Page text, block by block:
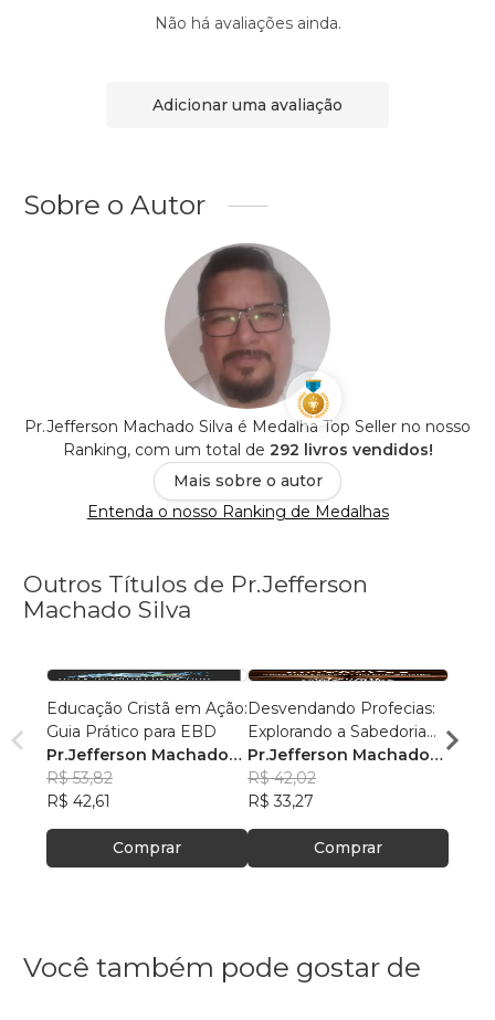
Não há avaliações ainda.
Adicionar uma avaliação
Sobre o Autor
Pr.Jefferson Machado Silva é Medalha Top Seller no nosso
Ranking, com um total de 292 livros vendidos!
Mais sobre o autor
Entenda o nosso Ranking de Medalhas
Outros Títulos de Pr.Jefferson
Machado Silva
Educação Cristã em Ação:
Guia Prático para EBD
Pr.Jefferson Machado
Silva
R$ 53,82
R$ 42,61
Comprar
Desvendando Profecias:
Explorando a Sabedoria
dos Doze Profetas
Menores - Aluno
Pr.Jefferson Machado
Silva
R$ 42,02
R$ 33,27
Comprar
Silva
R$
Você também pode gostar de